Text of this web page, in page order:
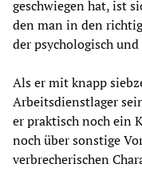
geschwiegen hat, ist
den man in den
der psychologisch
Als er mit knapp
Arbeitsdienstlager
er praktisch noch ein
noch über sonstige
verbrecherischen